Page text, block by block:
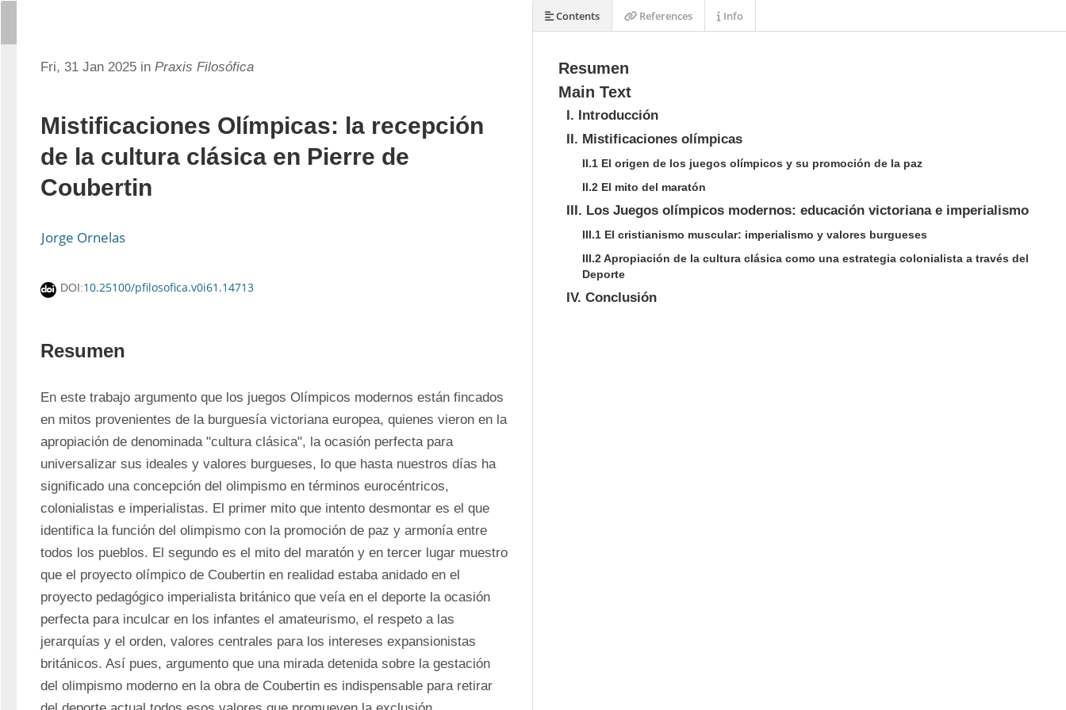
Fri, 31 Jan 2025 in Praxis Filosófica
Mistificaciones Olímpicas: la recepción
de la cultura clásica en Pierre de
Coubertin
Jorge Ornelas
DOI:10.25100/pfilosofica.v0i61.14713
Resumen
En este trabajo argumento que los juegos Olímpicos modernos están fincados
en mitos provenientes de la burguesía victoriana europea, quienes vieron en la
apropiación de denominada "cultura clásica", la ocasión perfecta para
universalizar sus ideales y valores burgueses, lo que hasta nuestros días ha
significado una concepción del olimpismo en términos eurocéntricos,
colonialistas e imperialistas. El primer mito que intento desmontar es el que
identifica la función del olimpismo con la promoción de paz y armonía entre
todos los pueblos. El segundo es el mito del maratón y en tercer lugar muestro
que el proyecto olímpico de Coubertin en realidad estaba anidado en el
proyecto pedagógico imperialista británico que veía en el deporte la ocasión
perfecta para inculcar en los infantes el amateurismo, el respeto a las
jerarquías y el orden, valores centrales para los intereses expansionistas
británicos. Así pues, argumento que una mirada detenida sobre la gestación
del olimpismo moderno en la obra de Coubertin es indispensable para retirar
Resumen
Main Text
I. Introducción
II. Mistificaciones olímpicas
II.1 El origen de los juegos olímpicos y su promoción de la paz
II.2 El mito del maratón
III. Los Juegos olímpicos modernos: educación victoriana e imperialismo
III.1 El cristianismo muscular: imperialismo y valores burgueses
III.2 Apropiación de la cultura clásica como una estrategia colonialista a través del
Deporte
IV. Conclusión
Contents References Info